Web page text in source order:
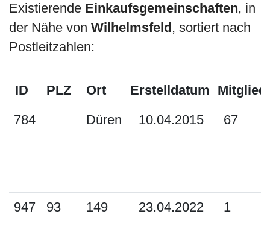
Existierende Einkaufsgemeinschaften, in
der Nähe von Wilhelmsfeld, sortiert nach
Postleitzahlen:
ID PLZ Ort Erstelldatum
784
Düren 10.04.2015 67
947 93 149 23.04.2022 1